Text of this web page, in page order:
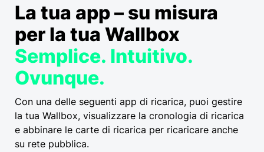
La tua app – su misura
per la tua Wallbox
Semplice. Intuitivo.
Ovunque.
Con una delle seguenti app di ricarica, puoi gestire
la tua Wallbox, visualizzare la cronologia di ricarica
e abbinare le carte di ricarica per ricaricare anche
su rete pubblica.